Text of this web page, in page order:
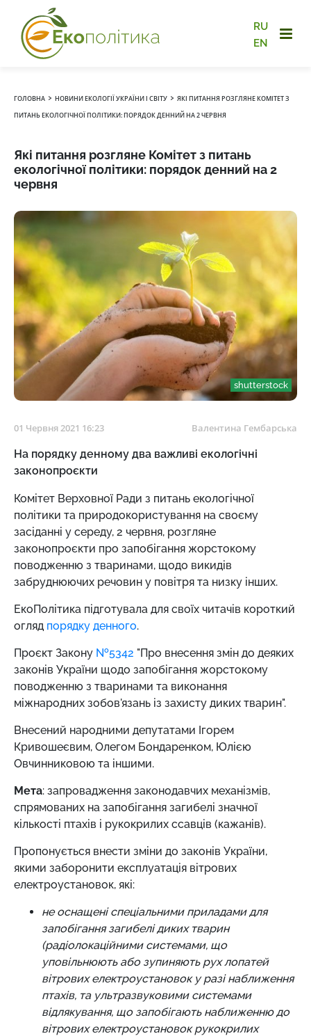
RU
EN
ГОЛОВНА › НОВИНИ ЕКОЛОГІЇ УКРАЇНИ І СВІТУ › ЯКІ ПИТАННЯ РОЗГЛЯНЕ КОМІТЕТ З
ПИТАНЬ ЕКОЛОГІЧНОЇ ПОЛІТИКИ: ПОРЯДОК ДЕННИЙ НА 2 ЧЕРВНЯ
Які питання розгляне Комітет з питань
екологічної політики: порядок денний на 2
червня
shutterstock
01 Червня 2021 16:23 Валентина Гембарська
На порядку денному два важливі екологічні
законопроєкти
Комітет Верховної Ради з питань екологічної
політики та природокористування на своєму
засіданні у середу, 2 червня, розгляне
законопроєкти про запобігання жорстокому
поводженню з тваринами, щодо викидів
забруднюючих речовин у повітря та низку інших.
ЕкоПолітика підготувала для своїх читачів короткий
огляд порядку денного.
Проєкт Закону №5342 "Про внесення змін до деяких
законів України щодо запобігання жорстокому
поводженню з тваринами та виконання
міжнародних зобов'язань із захисту диких тварин".
Внесений народними депутатами Ігорем
Кривошеєвим, Олегом Бондаренком, Юлією
Овчинниковою та іншими.
Мета: запровадження законодавчих механізмів,
спрямованих на запобігання загибелі значної
кількості птахів і рукокрилих ссавців (кажанів).
Пропонується внести зміни до законів України,
якими заборонити експлуатація вітрових
електроустановок, які:
не оснащені спеціальними приладами для
запобігання загибелі диких тварин
(радіолокаційними системами, що
уповільнюють або зупиняють рух лопатей
вітрових електроустановок у разі наближення
птахів, та ультразвуковими системами
відлякування, що запобігають наближенню до
вітрових електроустановок рукокрилих